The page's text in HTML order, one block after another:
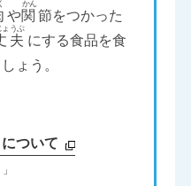
や関節をつかった
夫 にする食品を食
ょう。
について